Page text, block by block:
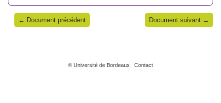
← Document précédent Document suivant →
© Université de Bordeaux | Contact